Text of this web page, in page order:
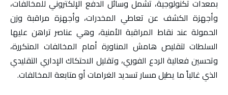
بمعدات تكنولوجية، تشمل وسائل الدفع الإلكتروني للمخالفات،
وأجهزة الكشف عن تعاطي المخدرات، وأجهزة مراقبة وزن
الحمولة عند نقاط المراقبة الأمنية، وهي عناصر تراهن عليها
السلطات لتقليص هامش المناورة أمام المخالفات المتكررة،
وتحسين فعالية الردع الفوري، وتقليل الاحتكاك الإداري التقليدي
الذي غالباً ما يطيل مسار تسديد الغرامات أو متابعة المخالفات.